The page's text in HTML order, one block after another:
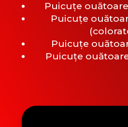
Puicuțe
Puicuțe
Puicuțe
Puicuțe